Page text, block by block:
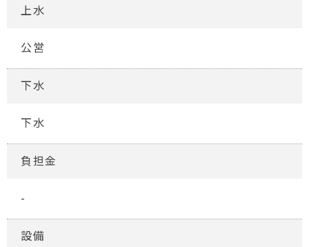
上水
公営
下水
下水
負担金
-
設備